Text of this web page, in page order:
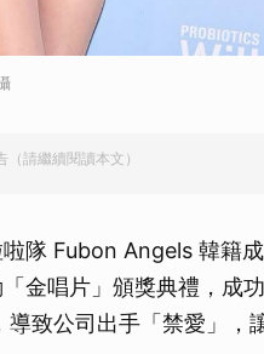
（請繼續閱讀本文）
隊 Fubon Angels 韓籍
金唱片」頒獎典禮，成
致公司出手「禁愛」，